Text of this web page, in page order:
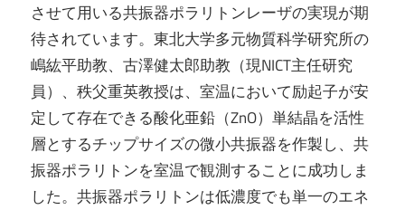
させて用いる共振器ポラリトンレーザの実現が期
待されています。東北大学多元物質科学研究所の
嶋紘平助教、古澤健太郎助教（現NICT主任研究
員）、秩父重英教授は、室温において励起子が安
定して存在できる酸化亜鉛（ZnO）単結晶を活性
層とするチップサイズの微小共振器を作製し、共
振器ポラリトンを室温で観測することに成功しま
した。共振器ポラリトンは低濃度でも単一のエネ